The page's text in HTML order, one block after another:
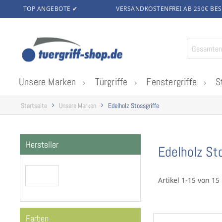
TOP ANGEBOTE ✔ VERSANDKOSTENFREI AB 250€
Inhalt
springen
Unsere Marken Türgriffe Fenstergriffe
Startseite Unsere Marken Edelholz Stossgriffe
Edelholz
Artikel 1-15 von 15
Hersteller
Farben